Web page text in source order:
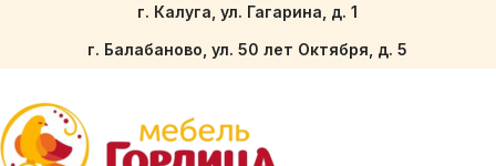
г. Калуга, ул. Гагарина, д. 1
г. Балабаново, ул. 50 лет Октября, д. 5